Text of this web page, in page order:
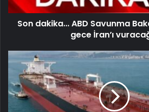
Son dakika... ABD Savunma
gece İran’ı